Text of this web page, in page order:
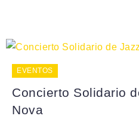
EVENTOS
Concierto Solidario
Nova